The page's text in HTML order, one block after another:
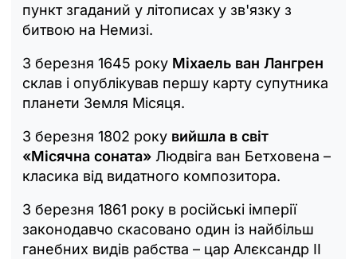
пункт згаданий у літописах у зв'язку з
битвою на Немизі.
3 березня 1645 року Міхаель ван Лангрен
склав і опублікував першу карту супутника
планети Земля Місяця.
3 березня 1802 року вийшла в світ
«Місячна соната» Людвіга ван Бетховена –
класика від видатного композитора.
3 березня 1861 року в російські імперії
законодавчо скасовано один із найбільш
ганебних видів рабства – цар Алєксандр II